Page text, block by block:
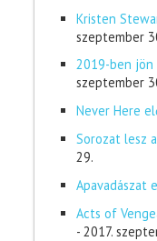
Kristen
szeptember
2019-ben jön
szeptember
Never Here
Sorozat lesz
29.
Apavadászat
Acts of
- 2017.